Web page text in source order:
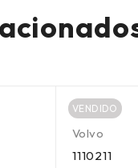
VENDIDO
Volvo
1110211